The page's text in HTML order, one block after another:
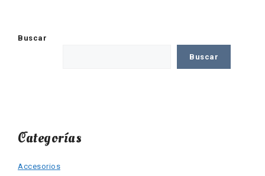
Buscar
Buscar
Categorías
Accesorios